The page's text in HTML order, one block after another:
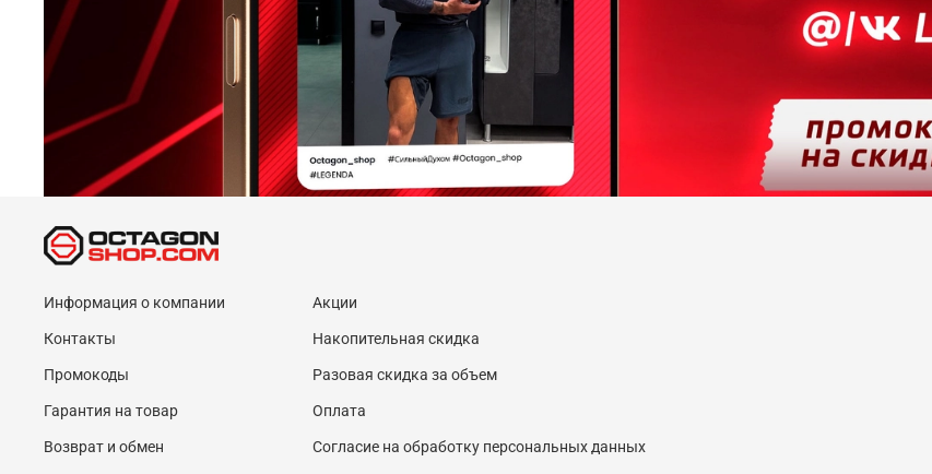
Информация о компании
Контакты
Промокоды
Гарантия на товар
Возврат и обмен
Акции
Накопительная скидка
Разовая скидка за объем
Оплата
Согласие на обработку персональных данных